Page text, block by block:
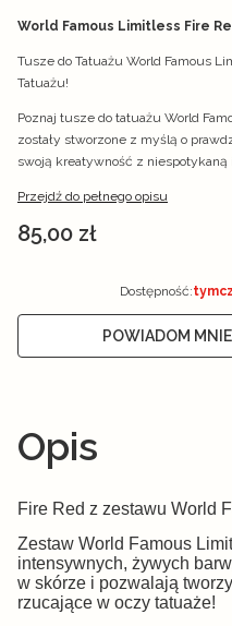
World Famous Limitless Fire
Tusze do Tatuażu World Famous
Tatuażu!
Poznaj tusze do tatuażu World
zostały stworzone z myślą o
swoją kreatywność z
Przejdź do pełnego opisu
Cena
85,00 zł
Dostępność:
POWIADOM
Opis
Fire Red z zestawu World
Zestaw World Famous
intensywnych, żywych
w skórze i pozwalają
rzucające w oczy tatuaże!